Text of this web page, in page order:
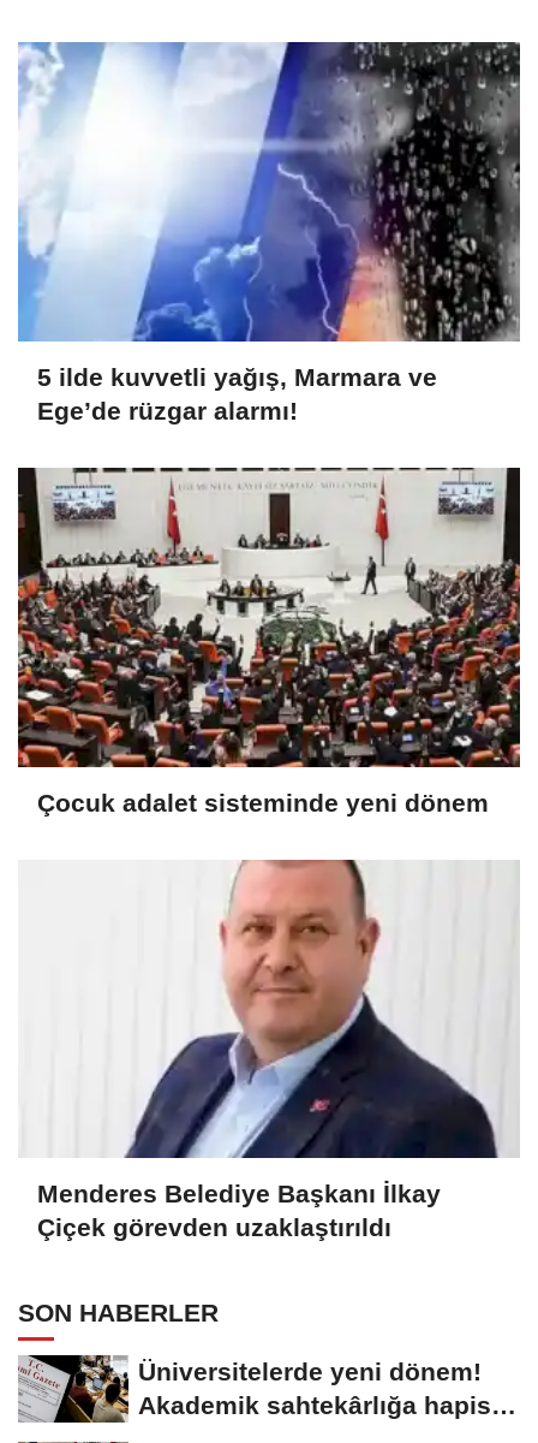
5 ilde kuvvetli yağış, Marmara ve
Ege’de rüzgar alarmı!
Çocuk adalet sisteminde yeni dönem
Menderes Belediye Başkanı İlkay
Çiçek görevden uzaklaştırıldı
SON HABERLER
Üniversitelerde yeni dönem!
Akademik sahtekârlığa hapis,